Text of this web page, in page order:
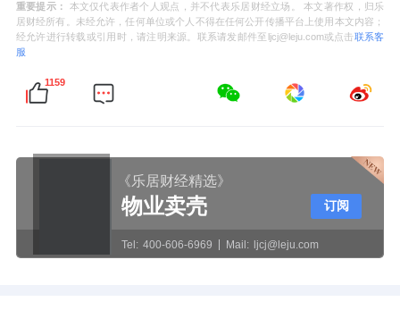
重要提示：
本文仅代表作者个人观点，并不代表乐居财经立场。 本文著作权，归乐
居财经所有。未经允许，任何单位或个人不得在任何公开传播平台上使用本文内容；
经允许进行转载或引用时，请注明来源。联系请发邮件至ljcj@leju.com或点击联系客
服
1159
《乐居财经精选》
物业卖壳
Tel: 400-606-6969 Mail: ljcj@leju.com
订阅